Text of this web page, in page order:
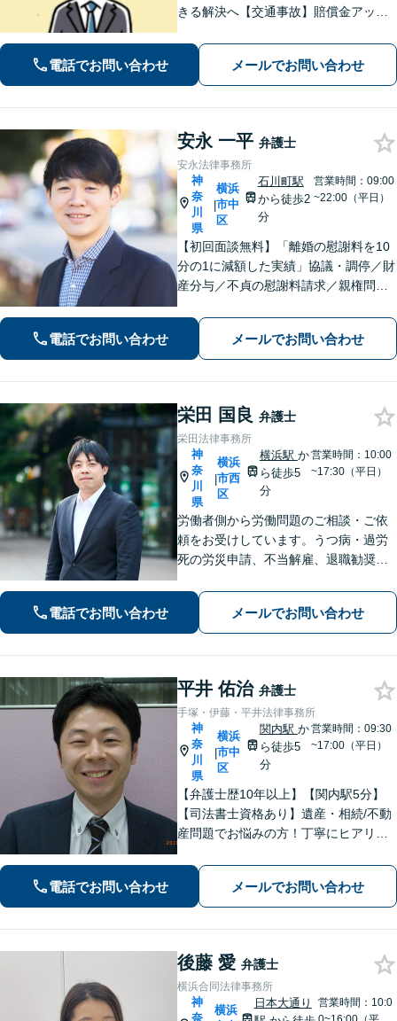
きる解決へ【交通事故】賠償金アップ
手続きはお任せ【借金・債務整理】手
続きはもちろん、再発防止策や今後の
生活のフォローも行います。
電話でお問い合わせ メールでお問い合わせ
安永 一平 弁護士
安永法律事務所
神
奈
川
県
|
横浜
市中
区
石川町駅
から徒歩2
分
営業時間：09:00
~22:00（平日）
【初回面談無料】「離婚の慰謝料を10
分の1に減額した実績」協議・調停／財
産分与／不貞の慰謝料請求／親権問題
ーの顧問経験豊富」土地・建物の明渡
しや賃料回収など幅広くサポート【夜
間・休日面談可】【電話相談対応】
電話でお問い合わせ メールでお問い合わせ
栄田 国良 弁護士
栄田法律事務所
神
奈
川
県
|
横浜
市西
区
横浜駅 か
ら徒歩5
分
営業時間：10:00
~17:30（平日）
労働者側から労働問題のご相談・ご依
頼をお受けしています。うつ病・過労
死の労災申請、不当解雇、退職勧奨、
ださい。
電話でお問い合わせ メールでお問い合わせ
平井 佑治 弁護士
手塚・伊藤・平井法律事務所
神
奈
川
県
|
横浜
市中
区
関内駅 か
ら徒歩5
分
営業時間：09:30
~17:00（平日）
【弁護士歴10年以上】【関内駅5分】
【司法書士資格あり】遺産・相続/不動
産問題でお悩みの方！丁寧にヒアリン
【関内駅徒歩5分】【初回面談無料】
【夜間/休日対応可能】
電話でお問い合わせ メールでお問い合わせ
後藤 愛 弁護士
横浜合同法律事務所
神
奈
横浜
日本大通り
営業時間：10:0